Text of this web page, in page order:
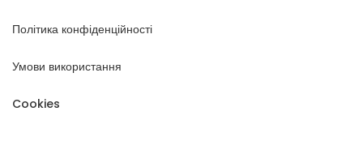
Політика конфіденційності
Умови використання
Cookies